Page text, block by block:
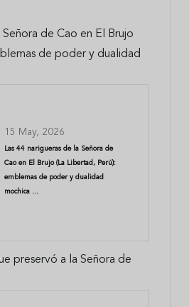
Señora de Cao en El Brujo
de poder y dualidad
15 May, 2026
Las 44 narigueras de la Señora de
Cao en El Brujo (La Libertad, Perú):
emblemas de poder y dualidad
mochica ...
preservó a la Señora de